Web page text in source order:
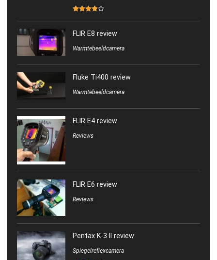
FLIR E8 review
Warmtebeeldcamera
Fluke Ti400 review
Warmtebeeldcamera
FLIR E4 review
Reviews
FLIR E6 review
Reviews
Pentax K-3 II review
Spiegelreflexcamera